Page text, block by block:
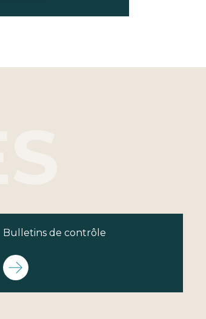
Bulletins de contrôle